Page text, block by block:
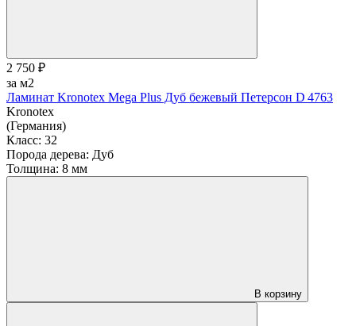
2 750 ₽
за м2
Ламинат Kronotex Mega Plus Дуб бежевый Петерсон D 4763
Kronotex
(Германия)
Класс: 32
Порода дерева: Дуб
Толщина: 8 мм
В корзину